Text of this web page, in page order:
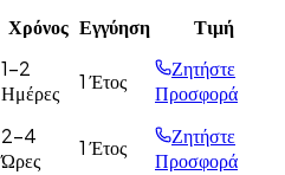
Χρόνος Εγγύηση
Τιμή
1-2
Ημέρες
1 Έτος
Ζητήστε
Προσφορά
2-4
Ώρες
1 Έτος
Ζητήστε
Προσφορά